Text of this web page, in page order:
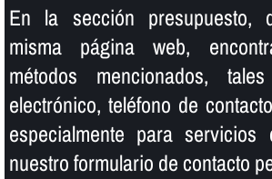
En la sección presupuesto,
misma página web,
métodos mencionados,
electrónico, teléfono de
especialmente para
nuestro formulario de contacto